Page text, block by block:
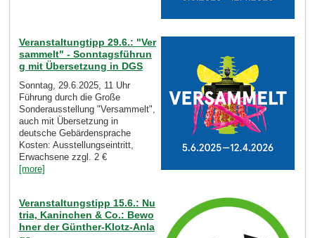
Veranstaltungtipp 29.6.: "Ver
sammelt" - Sonntagsführun
g mit Übersetzung in DGS
Sonntag, 29.6.2025, 11 Uhr
Führung durch die Große
Sonderausstellung "Versammelt",
auch mit Übersetzung in
deutsche Gebärdensprache
Kosten: Ausstellungseintritt,
Erwachsene zzgl. 2 €
[more]
Veranstaltungstipp 15.6.: Nu
tria, Kaninchen & Co.: Bewo
hner der Günther-Klotz-Anla